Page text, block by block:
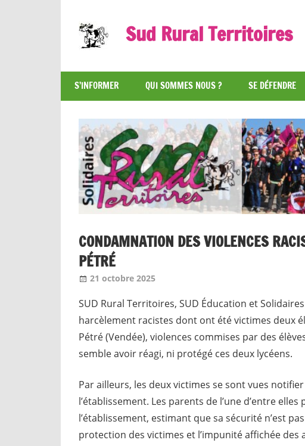
content
Sud Rural Territoires
syndicat
qui
rue
et
qui
râle
S’INFORMER QUI SOMMES NOUS ? SE DÉFENDRE
CONDAMNATION DES VIOLENCES
PÉTRÉ
21 octobre 2025
SUD Rural Territoires, SUD Éducation et
harcèlement racistes dont ont été victimes deux
Pétré (Vendée), violences commises par des
semble avoir réagi, ni protégé ces deux lycéens.
Par ailleurs, les deux victimes se sont vues
l’établissement. Les parents de l’une d’entre
l’établissement, estimant que sa sécurité n’est
protection des victimes et l’impunité affichée des